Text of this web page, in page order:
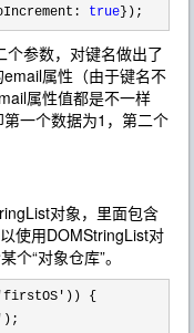
true });
个参数，对键名做出了
属性（由于键名不
属性值都是不一样
一个数据为1，第二个
对象，里面包含
使用DOMStringList对
“对象仓库”。
)) {
);